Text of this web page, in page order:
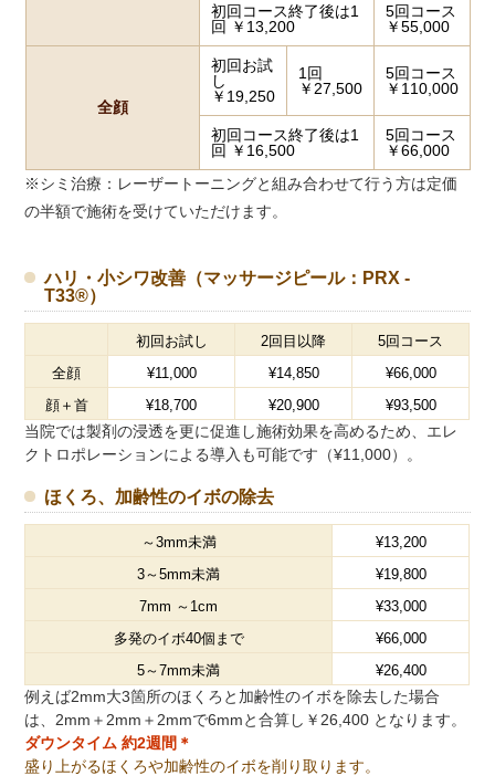
初回コース終了後は1
回 ￥13,200
5回コース
￥55,000
全顔
初回お試
し
￥19,250
1回
￥27,500
5回コース
￥110,000
初回コース終了後は1
回 ￥16,500
5回コース
￥66,000
※シミ治療：レーザートーニングと組み合わせて行う方は定価
の半額で施術を受けていただけます。
ハリ・小シワ改善（マッサージピール：PRX -
T33®）
初回お試し 2回目以降
5回コース
全顔
¥11,000 ¥14,850
¥66,000
顔＋首
¥18,700 ¥20,900 ¥93,500
当院では製剤の浸透を更に促進し施術効果を高めるため、エレ
クトロポレーションによる導入も可能です（¥11,000）。
ほくろ、加齢性のイボの除去
～3mm未満
¥13,200
3～5mm未満
¥19,800
7mm ～1cm
¥33,000
多発のイボ40個まで
¥66,000
5～7mm未満
¥26,400
例えば2mm大3箇所のほくろと加齢性のイボを除去した場合
は、2mm＋2mm＋2mmで6mmと合算し￥26,400 となります。
ダウンタイム 約2週間＊
盛り上がるほくろや加齢性のイボを削り取ります。